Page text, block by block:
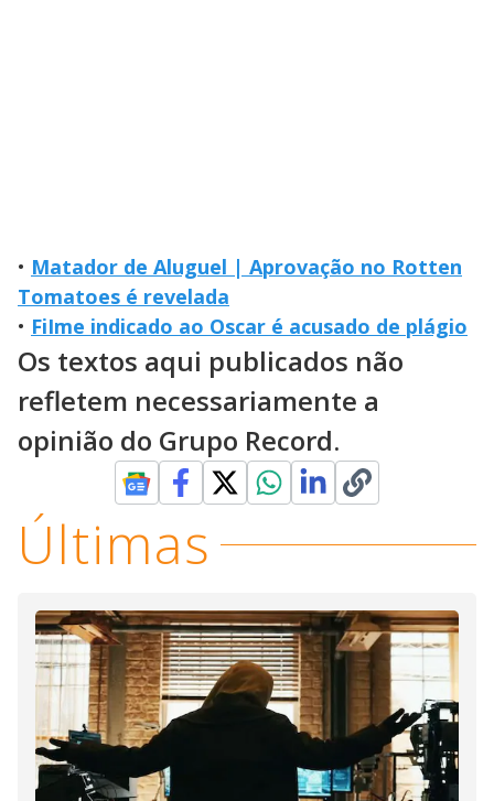
• Matador de Aluguel | Aprovação no Rotten
Tomatoes é revelada
• FiIme indicado ao Oscar é acusado de plágio
Os textos aqui publicados não
refletem necessariamente a
opinião do Grupo Record.
Últimas